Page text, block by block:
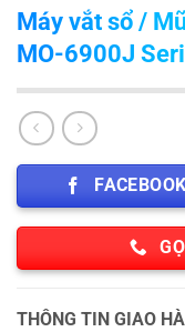
Máy vắt sổ /
MO-6900J
FACEBOOK
THÔNG TIN GIAO